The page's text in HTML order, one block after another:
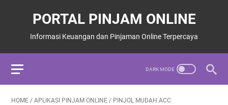
PORTAL PINJAM ONLINE
Informasi Keuangan dan Pinjaman Online Terpercaya
HOME / APLIKASI PINJAM ONLINE / PINJOL MUDAH ACC